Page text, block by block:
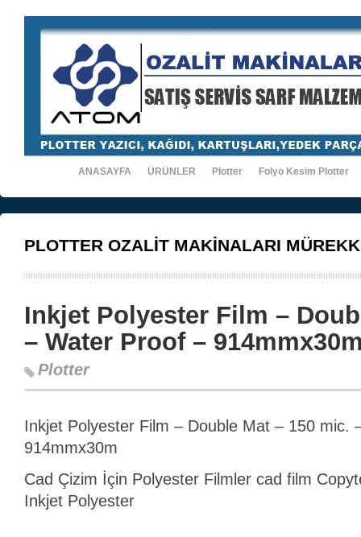
ANASAYFA ÜRÜNLER Plotter Folyo Kesim Plotter
PLOTTER OZALİT MAKİNALARI
Inkjet Polyester Film –
– Water Proof –
Plotter
Inkjet Polyester Film – Double Mat – 150 mic.
914mmx30m
Cad Çizim İçin Polyester Filmler cad film
Inkjet Polyester